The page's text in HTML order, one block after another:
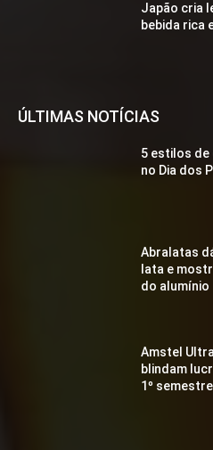
Japão cria
bebida rica
ÚLTIMAS NOTÍCIAS
5 estilos de
no Dia dos
Abralatas
lata e
do alumínio
Amstel
blindam
1º